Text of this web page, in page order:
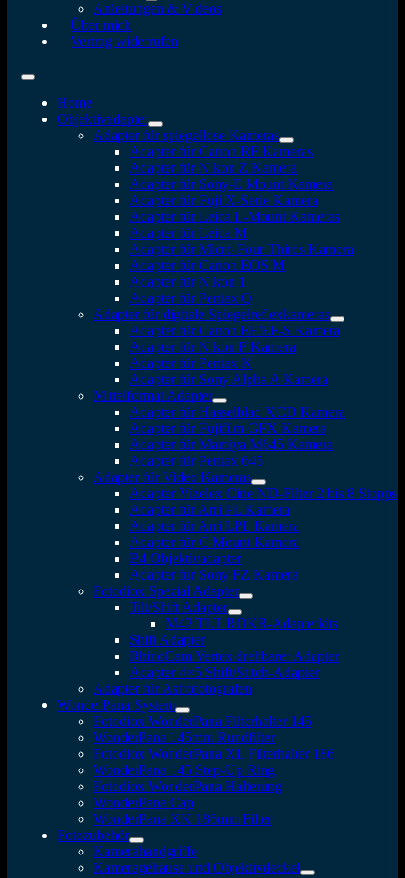
Anleitungen & Videos
Über mich
Vertrag widerrufen
Home
Objektivadapter
Adapter für spiegellose Kameras
Adapter für Canon RF Kameras
Adapter für Nikon Z Kamera
Adapter für Sony-E Mount Kamera
Adapter für Fuji X-Serie Kamera
Adapter für Leica L-Mount Kameras
Adapter für Leica M
Adapter für Micro Four Thirds Kamera
Adapter für Canon EOS M
Adapter für Nikon 1
Adapter für Pentax Q
Adapter für digitale Spiegelreflexkameras
Adapter für Canon EF/EF-S Kamera
Adapter für Nikon F Kamera
Adapter für Pentax K
Adapter für Sony Alpha A Kamera
Mittelformat Adapter
Adapter für Hasselblad XCD Kamera
Adapter für Fujifilm GFX Kamera
Adapter für Mamiya M645 Kamera
Adapter für Pentax 645
Adapter für Video Kameras
Adapter Vizelex Cine ND-Filter 2 bis 8 Stopps
Adapter für Arri PL Kamera
Adapter für Arri LPL Kamera
Adapter für C Mount Kamera
B4 Objektivadapter
Adapter für Sony FZ Kamera
Fotodiox Spezial Adapter
Tilt/Shift Adapter
M42 TLT ROKR-Adapterkits
Shift Adapter
RhinoCam Vertex drehbarer Adapter
Adapter 4×5 Shift/Stitch-Adapter
Adapter für Astrofotografen
WonderPana System
Fotodiox WonderPana Filterhalter 145
WonderPana 145mm Rundfilter
Fotodiox WonderPana XL Filterhalter 186
WonderPana 145 Step-Up Ring
Fotodiox WonderPana Halterung
WonderPana Cap
WonderPana XK 186mm Filter
Fotozubehör
Kamerahandgriffe
Kameragehäuse und Objektivdeckel